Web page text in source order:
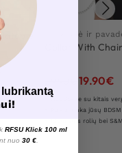
Apykaklė ir
Collar With
19.90€
Naudokite su kitais
Puikiai tinka jūsų
Įdomiems rolių bei S&M
RFSU Klick 100 ml
nuo 30 €